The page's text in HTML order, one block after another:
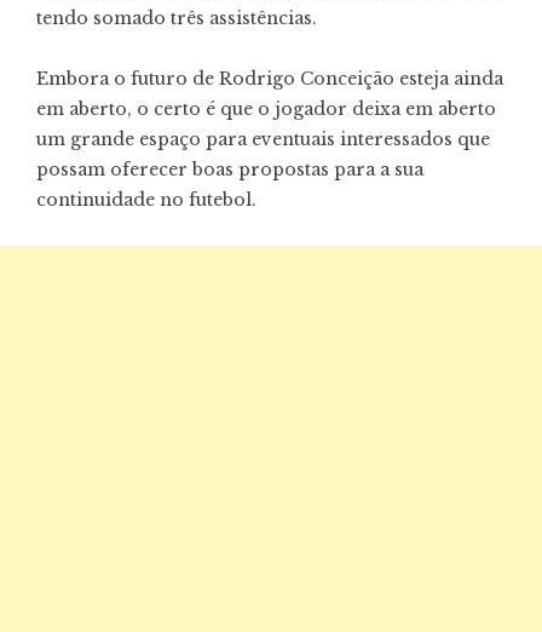
tendo somado três assistências.
Embora o futuro de Rodrigo Conceição esteja ainda
em aberto, o certo é que o jogador deixa em aberto
um grande espaço para eventuais interessados que
possam oferecer boas propostas para a sua
continuidade no futebol.